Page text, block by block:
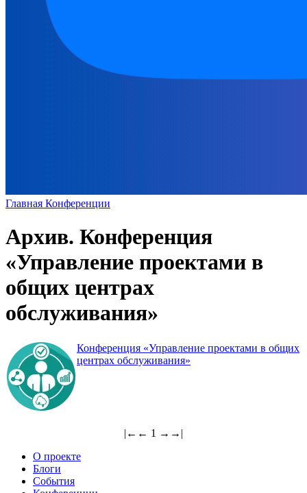
Главная Конференции
Архив. Конференция
«Управление проектами в
общих центрах
обслуживания»
Конференция «Управление проектами в общих
центрах обслуживания»
|← ← 1 → →|
О проекте
Блоги
События